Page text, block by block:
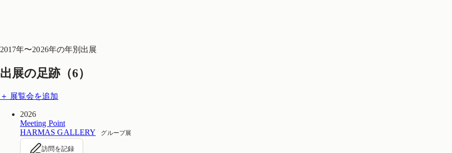
2017年〜2026年の年別出展
出展の足跡（6）
＋ 展覧会を追加
2026
Meeting Point
HARMAS GALLERY
グループ展
訪問を記録